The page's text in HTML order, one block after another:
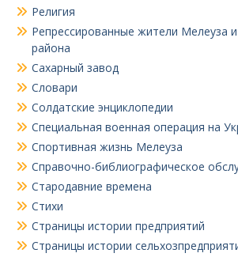
Религия
Репрессированные жители Мелеуза
района
Сахарный завод
Словари
Солдатские энциклопедии
Специальная военная операция на
Спортивная жизнь Мелеуза
Справочно-библиографическое
Стародавние времена
Стихи
Страницы истории предприятий
Страницы истории